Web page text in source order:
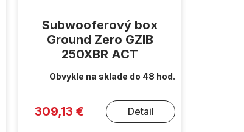
Subwooferový box
Ground Zero GZIB
250XBR ACT
Obvykle na sklade do 48 hod.
309,13 € Detail